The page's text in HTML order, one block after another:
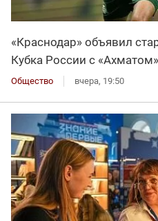
«Краснодар» объявил
Кубка России с «Ахматом»
Общество вчера, 19:50